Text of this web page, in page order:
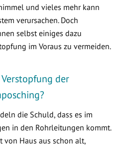
und vieles mehr kann
verursachen. Doch
selbst einiges dazu
im Voraus zu vermeiden.
der
die Schuld, dass es im
in den Rohrleitungen kommt.
von Haus aus schon alt,